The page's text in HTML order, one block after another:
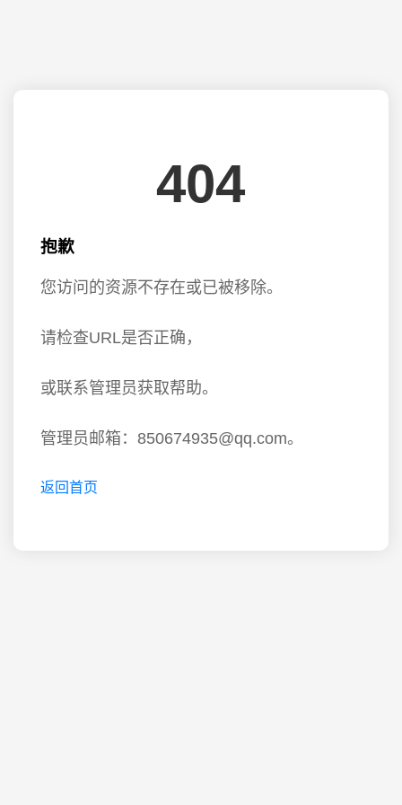
404
抱歉
您访问的资源不存在或已被移除。
请检查URL是否正确，
或联系管理员获取帮助。
管理员邮箱：850674935@qq.com。
返回首页